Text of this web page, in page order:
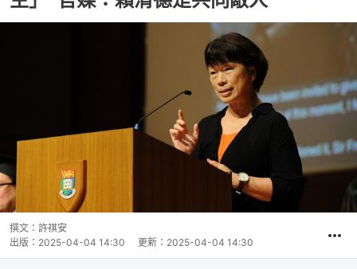
撰文： 許祺安
出版： 2025-04-04 14:30 更新： 2025-04-04 14:30